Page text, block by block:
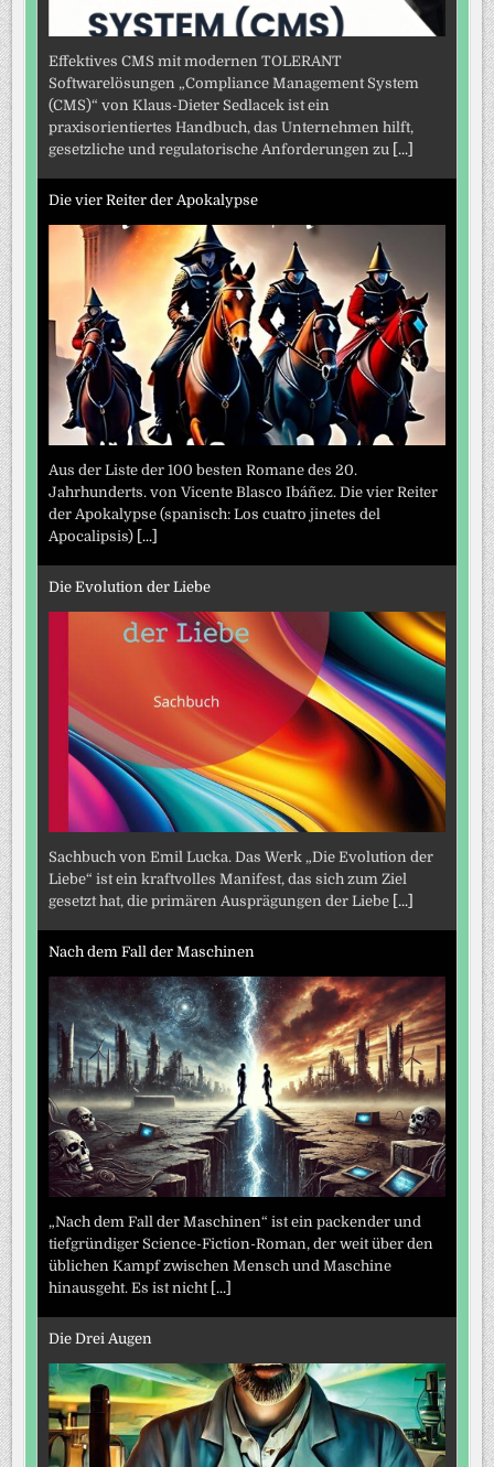
Effektives CMS mit modernen TOLERANT
Softwarelösungen „Compliance Management System
(CMS)“ von Klaus-Dieter Sedlacek ist ein
praxisorientiertes Handbuch, das Unternehmen hilft,
gesetzliche und regulatorische Anforderungen zu
[...]
Die vier Reiter der Apokalypse
Aus der Liste der 100 besten Romane des 20.
Jahrhunderts. von Vicente Blasco Ibáñez. Die vier Reiter
der Apokalypse (spanisch: Los cuatro jinetes del
Apocalipsis) [...]
Die Evolution der Liebe
Sachbuch von Emil Lucka. Das Werk „Die Evolution der
Liebe“ ist ein kraftvolles Manifest, das sich zum Ziel
gesetzt hat, die primären Ausprägungen der Liebe [...]
Nach dem Fall der Maschinen
„Nach dem Fall der Maschinen“ ist ein packender und
tiefgründiger Science-Fiction-Roman, der weit über den
üblichen Kampf zwischen Mensch und Maschine
hinausgeht. Es ist nicht [...]
Die Drei Augen